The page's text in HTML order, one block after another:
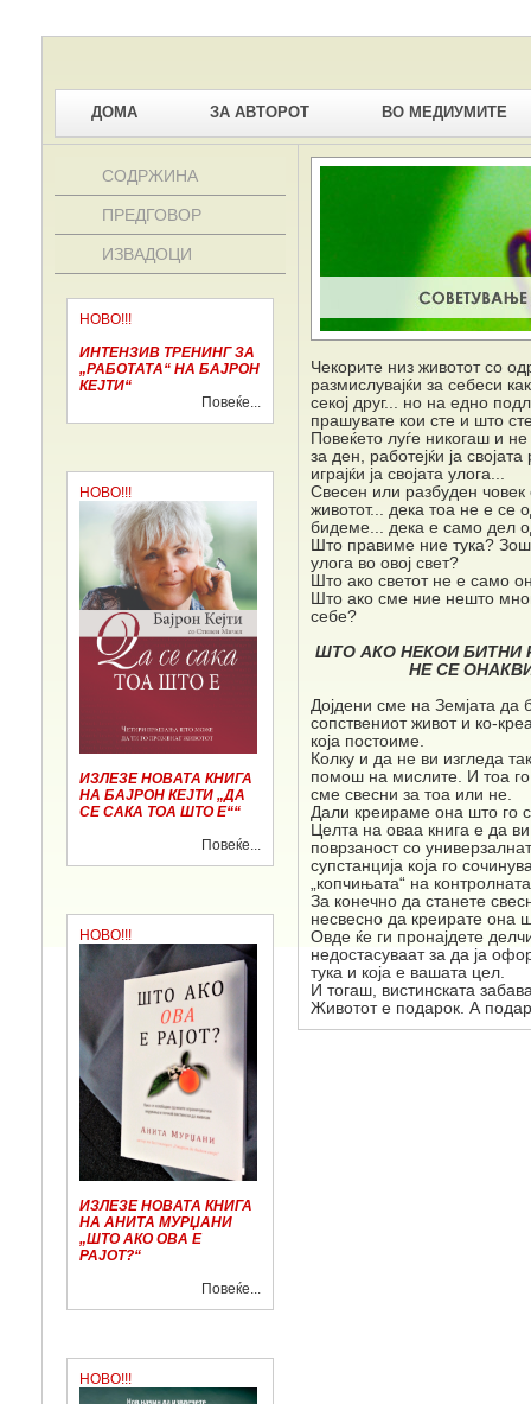
ДОМА ЗА АВТОРОТ ВО МЕДИУМИТЕ
СОДРЖИНА
ПРЕДГОВОР
ИЗВАДОЦИ
НОВО!!!
ИНТЕНЗИВ ТРЕНИНГ ЗА
„РАБОТАТА“ НА БАЈРОН
КЕЈТИ“
Повеќе...
НОВО!!!
ИЗЛЕЗЕ НОВАТА КНИГА
НА БАЈРОН КЕЈТИ „ДА
СЕ САКА ТОА ШТО Е““
Повеќе...
НОВО!!!
ИЗЛЕЗЕ НОВАТА КНИГА
НА АНИТА МУРЏАНИ
„ШТО АКО ОВА Е
РАЈОТ?“
Повеќе...
НОВО!!!
Чекорите низ животот со
размислувајќи за себеси
секој друг... но на едно
прашувате кои сте и што
Повеќето луѓе никогаш и
за ден, работејќи ја
играјќи ја својата улога...
Свесен или разбуден човек
животот... дека тоа не е
бидеме... дека е само дел
Што правиме ние тука?
улога во овој свет?
Што ако светот не е само
Што ако сме ние нешто
себе?
ШТО АКО НЕКОИ БИТНИ
НЕ СЕ
Дојдени сме на Земјата да
сопствениот живот и ко-
која постоиме.
Колку и да не ви изгледа
помош на мислите. И тоа
сме свесни за тоа или не.
Дали креираме она што го
Целта на оваа книга е да
поврзаност со
супстанција која го
„копчињата“ на
За конечно да станете
несвесно да креирате она
Овде ќе ги пронајдете
недостасуваат за да ја
тука и која е вашата цел.
И тогаш, вистинската
Животот е подарок. А